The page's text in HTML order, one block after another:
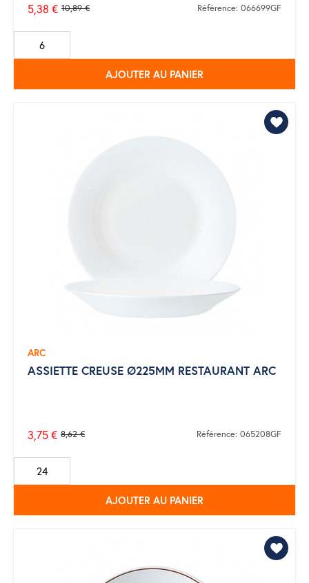
Prix
de
base
10,89 €
5,38 € Référence: 066699GF
AJOUTER AU PANIER
ARC
ASSIETTE CREUSE Ø225MM RESTAURANT ARC
Prix
de
base
8,62 €
3,75 € Référence: 065208GF
AJOUTER AU PANIER